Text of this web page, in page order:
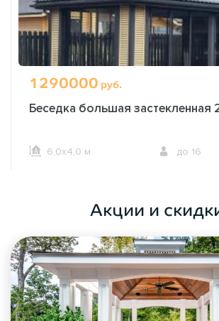
1290000 руб.
Беседка большая застекленная
6,0х4,0 м. до 16
Акции и